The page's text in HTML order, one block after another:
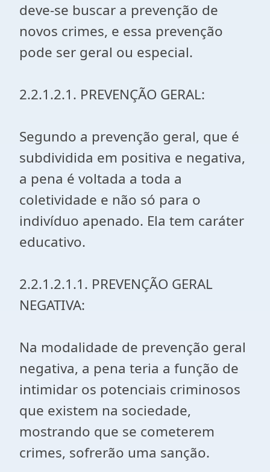
deve-se buscar a prevenção de
novos crimes, e essa prevenção
pode ser geral ou especial.
2.2.1.2.1. PREVENÇÃO GERAL:
Segundo a prevenção geral, que é
subdividida em positiva e negativa,
a pena é voltada a toda a
coletividade e não só para o
indivíduo apenado. Ela tem caráter
educativo.
2.2.1.2.1.1. PREVENÇÃO GERAL
NEGATIVA:
Na modalidade de prevenção geral
negativa, a pena teria a função de
intimidar os potenciais criminosos
que existem na sociedade,
mostrando que se cometerem
crimes, sofrerão uma sanção.